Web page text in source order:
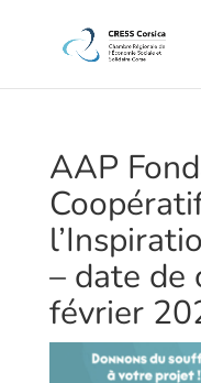
AAP
– date de
février